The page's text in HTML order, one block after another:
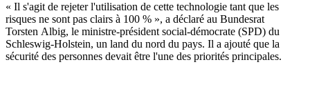
« Il s'agit de rejeter l'utilisation de cette technologie tant que les
risques ne sont pas clairs à 100 % », a déclaré au Bundesrat
Torsten Albig, le ministre-président social-démocrate (SPD) du
Schleswig-Holstein, un land du nord du pays. Il a ajouté que la
sécurité des personnes devait être l'une des priorités principales.